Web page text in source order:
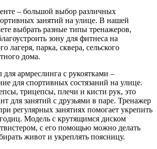
– большой выбор различных
занятий на улице. В нашей
выбрать разные типы тренажеров,
зону для фитнеса на
лагеря, парка, сквера, сельского
дома.
для армреслинга с рукоятками –
для спортивных состязаний на улице.
трицепсы, плечи и кисти рук, это
для занятий с друзьями в паре. Тренажер
регулярных занятиях помогает укрепить
Модель с крутящимся диском
с его помощью можно делать
живот и укреплять поясницу.